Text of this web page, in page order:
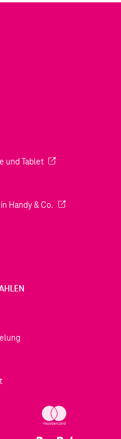
geöffnet)
neuen Tab geöffnet)
neuen Tab geöffnet)
und Tablet(Wird in einem
neuen Tab geöffnet)
Handy & Co. (Wird in einem